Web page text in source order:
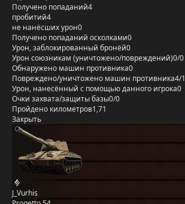
Получено попаданий4
пробитий4
не нанёсших урон0
Получено попаданий осколками0
Урон, заблокированный бронёй0
Урон союзникам (уничтожено/повреждений)0/0
Обнаружено машин противника0
Повреждено/уничтожено машин противника4/1
Урон, нанесённый с помощью данного игрока0
Очки захвата/защиты базы0/0
Пройдено километров1,71
Закрыть
J_Vurhis